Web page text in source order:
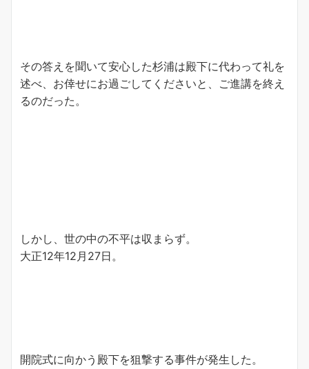
その答えを聞いて安心した杉浦は殿下に代わって礼を
述べ、お倖せにお過ごしてくださいと、ご進講を終え
るのだった。
しかし、世の中の不平は収まらず。
大正12年12月27日。
開院式に向かう殿下を狙撃する事件が発生した。